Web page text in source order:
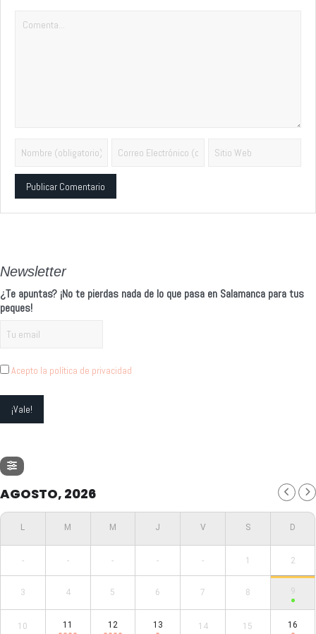
Newsletter
¿Te apuntas? ¡No te pierdas nada de lo que pasa en Salamanca para tus
peques!
Acepto la política de privacidad
AGOSTO, 2026
- - - - - 1 2
3 4 5 6 7 8 9
10 11 12 13 14 15 16